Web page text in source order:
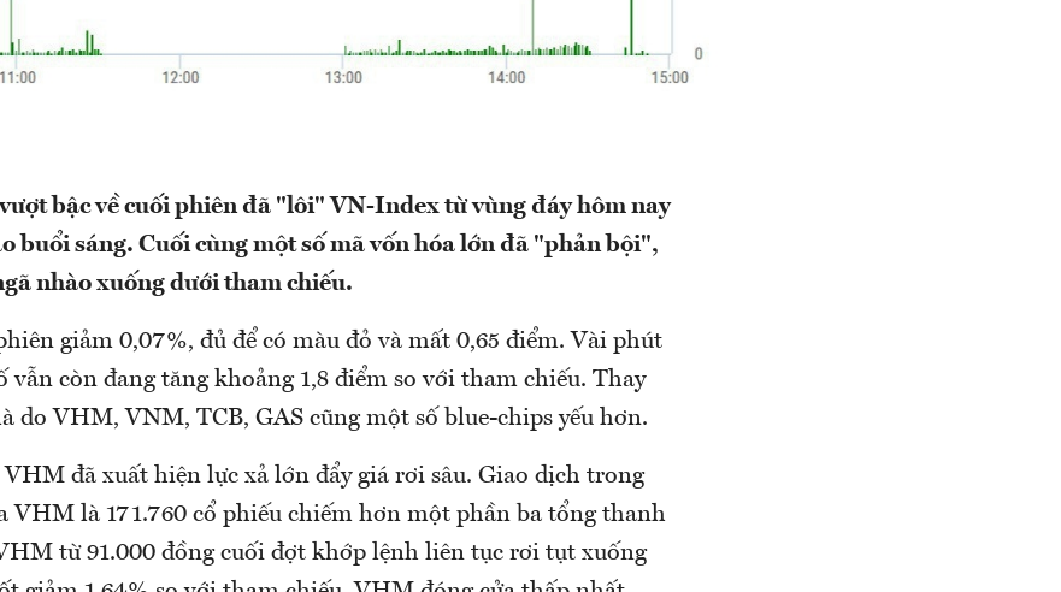
bậc về cuối phiên đã "lôi" VN-Index từ vùng đáy hôm nay
buổi sáng. Cuối cùng một số mã vốn hóa lớn đã "phản bội",
nhào xuống dưới tham chiếu.
giảm 0,07%, đủ để có màu đỏ và mất 0,65 điểm. Vài phút
vẫn còn đang tăng khoảng 1,8 điểm so với tham chiếu. Thay
do VHM, VNM, TCB, GAS cũng một số blue-chips yếu hơn.
đã xuất hiện lực xả lớn đẩy giá rơi sâu. Giao dịch trong
VHM là 171.760 cổ phiếu chiếm hơn một phần ba tổng thanh
từ 91.000 đồng cuối đợt khớp lệnh liên tục rơi tụt xuống